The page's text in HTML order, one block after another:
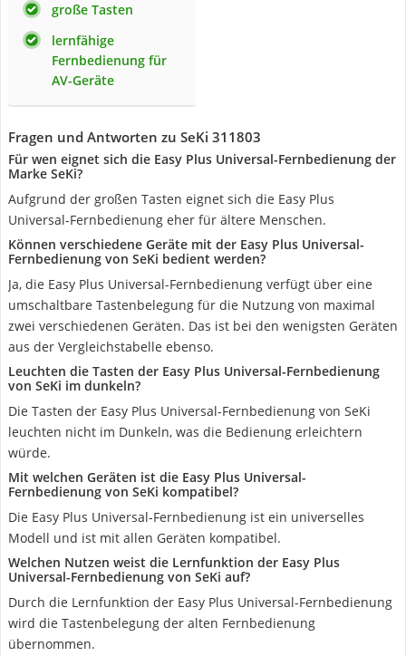
große Tasten
lernfähige
Fernbedienung für
AV-Geräte
Fragen und Antworten zu SeKi 311803
Für wen eignet sich die Easy Plus Universal-Fernbedienung der
Marke SeKi?
Aufgrund der großen Tasten eignet sich die Easy Plus
Universal-Fernbedienung eher für ältere Menschen.
Können verschiedene Geräte mit der Easy Plus Universal-
Fernbedienung von SeKi bedient werden?
Ja, die Easy Plus Universal-Fernbedienung verfügt über eine
umschaltbare Tastenbelegung für die Nutzung von maximal
zwei verschiedenen Geräten. Das ist bei den wenigsten Geräten
aus der Vergleichstabelle ebenso.
Leuchten die Tasten der Easy Plus Universal-Fernbedienung
von SeKi im dunkeln?
Die Tasten der Easy Plus Universal-Fernbedienung von SeKi
leuchten nicht im Dunkeln, was die Bedienung erleichtern
würde.
Mit welchen Geräten ist die Easy Plus Universal-
Fernbedienung von SeKi kompatibel?
Die Easy Plus Universal-Fernbedienung ist ein universelles
Modell und ist mit allen Geräten kompatibel.
Welchen Nutzen weist die Lernfunktion der Easy Plus
Universal-Fernbedienung von SeKi auf?
Durch die Lernfunktion der Easy Plus Universal-Fernbedienung
wird die Tastenbelegung der alten Fernbedienung
übernommen.